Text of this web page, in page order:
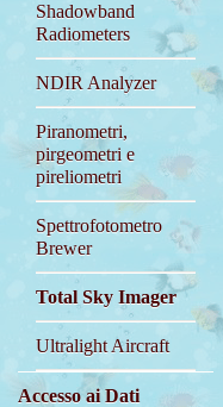
Shadowband
Radiometers
NDIR Analyzer
Piranometri,
pirgeometri e
pireliometri
Spettrofotometro
Brewer
Total Sky Imager
Ultralight Aircraft
Accesso ai Dati